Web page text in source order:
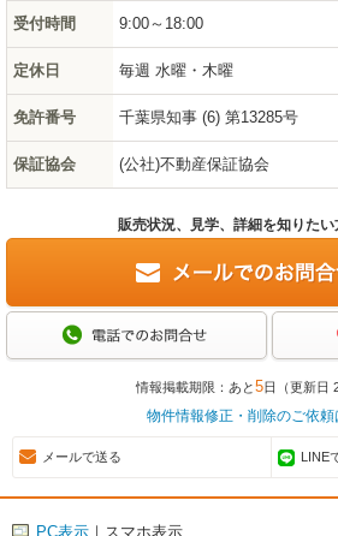
受付時間 9:00～18:00
定休日 毎週 水曜・木曜
免許番号 千葉県知事 (6) 第13285号
保証協会 (公社)不動産保証協会
販売状況、見学、詳細を知りたい
情報掲載期限：あと5日（更新日
物件情報修正・削除のご依頼
メールで送る LINE
PC表示 ｜スマホ表示